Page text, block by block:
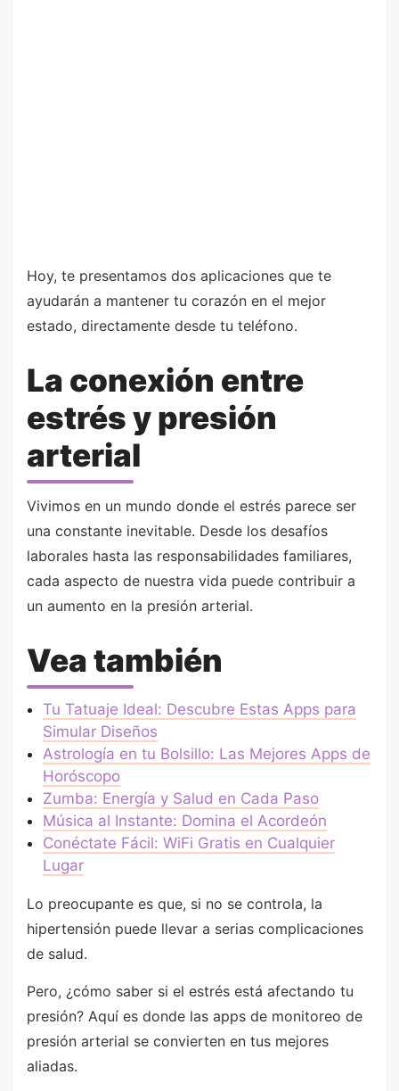
Hoy, te presentamos dos aplicaciones que te
ayudarán a mantener tu corazón en el mejor
estado, directamente desde tu teléfono.
La conexión entre
estrés y presión
arterial
Vivimos en un mundo donde el estrés parece ser
una constante inevitable. Desde los desafíos
laborales hasta las responsabilidades familiares,
cada aspecto de nuestra vida puede contribuir a
un aumento en la presión arterial.
Vea también
Tu Tatuaje Ideal: Descubre Estas Apps para
Simular Diseños
Astrología en tu Bolsillo: Las Mejores Apps de
Horóscopo
Zumba: Energía y Salud en Cada Paso
Música al Instante: Domina el Acordeón
Conéctate Fácil: WiFi Gratis en Cualquier
Lugar
Lo preocupante es que, si no se controla, la
hipertensión puede llevar a serias complicaciones
de salud.
Pero, ¿cómo saber si el estrés está afectando tu
presión? Aquí es donde las apps de monitoreo de
presión arterial se convierten en tus mejores
aliadas.